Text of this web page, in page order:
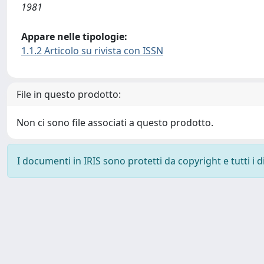
1981
Appare nelle tipologie:
1.1.2 Articolo su rivista con ISSN
File in questo prodotto:
Non ci sono file associati a questo prodotto.
I documenti in IRIS sono protetti da copyright e tutti i